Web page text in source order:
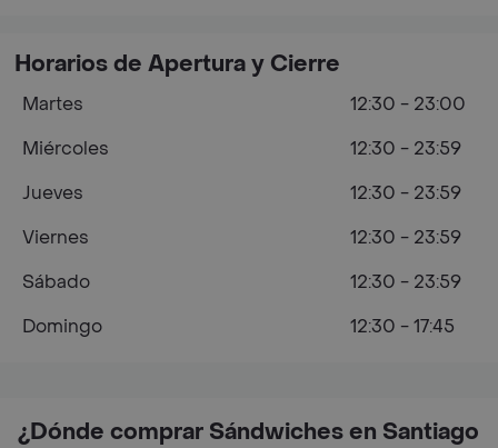
¿Dónde comprar Sándwiches en Santiago
Horarios de Apertura y Cierre
Martes
12:30 - 23:00
Miércoles
12:30 - 23:59
Jueves
12:30 - 23:59
Viernes
12:30 - 23:59
Sábado
12:30 - 23:59
Domingo
12:30 - 17:45